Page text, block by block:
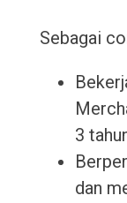
Sebagai
3
dan